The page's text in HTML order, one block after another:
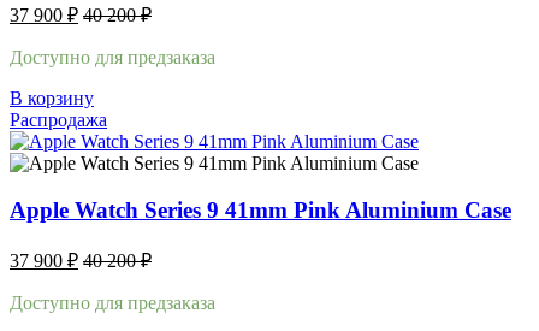
37 900 ₽ 40 200₽
Доступно для предзаказа
В корзину
Распродажа
Apple Watch Series 9 41mm Pink Aluminium Case
37 900 ₽ 40 200₽
Доступно для предзаказа